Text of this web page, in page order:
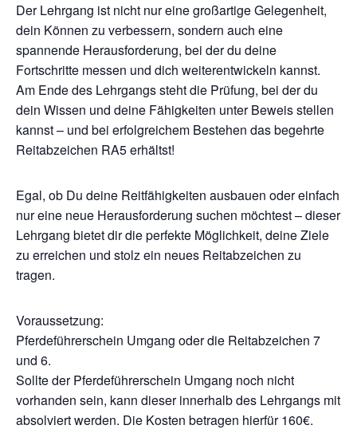
Der Lehrgang ist nicht nur eine großartige Gelegenheit,
dein Können zu verbessern, sondern auch eine
spannende Herausforderung, bei der du deine
Fortschritte messen und dich weiterentwickeln kannst.
Am Ende des Lehrgangs steht die Prüfung, bei der du
dein Wissen und deine Fähigkeiten unter Beweis stellen
kannst – und bei erfolgreichem Bestehen das begehrte
Reitabzeichen RA5 erhältst!
Egal, ob Du deine Reitfähigkeiten ausbauen oder einfach
nur eine neue Herausforderung suchen möchtest – dieser
Lehrgang bietet dir die perfekte Möglichkeit, deine Ziele
zu erreichen und stolz ein neues Reitabzeichen zu
tragen.
Voraussetzung:
Pferdeführerschein Umgang oder die Reitabzeichen 7
und 6.
Sollte der Pferdeführerschein Umgang noch nicht
vorhanden sein, kann dieser innerhalb des Lehrgangs mit
absolviert werden. Die Kosten betragen hierfür 160€.